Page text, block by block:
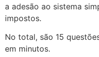
a adesão ao sistema
impostos.
No total, são 15
em minutos.